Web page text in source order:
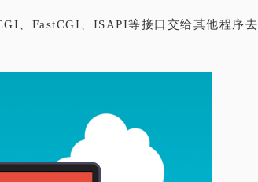
、FastCGI、ISAPI等接口交给其他程序去